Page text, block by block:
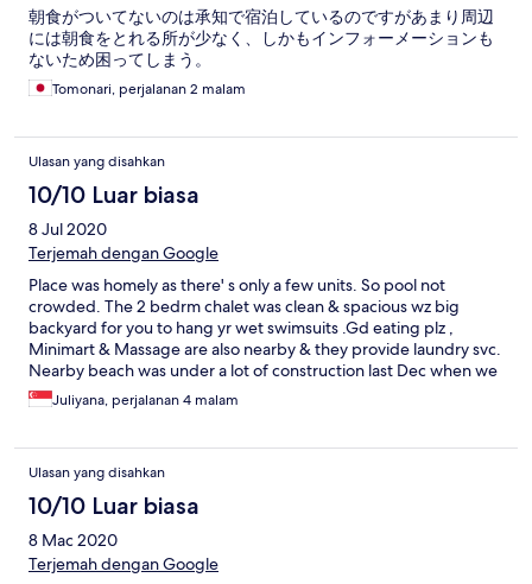
朝食がついてないのは承知で宿泊しているのですがあまり周辺
には朝食をとれる所が少なく、しかもインフォーメーションも
ないため困ってしまう。
Tomonari, perjalanan 2 malam
Ulasan yang disahkan
10/10 Luar biasa
8 Jul 2020
Terjemah dengan Google
Place was homely as there' s only a few units. So pool not
crowded. The 2 bedrm chalet was clean & spacious wz big
backyard for you to hang yr wet swimsuits .Gd eating plz ,
Minimart & Massage are also nearby & they provide laundry svc.
Nearby beach was under a lot of construction last Dec when we
came but Cenang beach is a very short drive. We went for 101
Paradise for great pvt beach experience though. The Fuuka Villa
giftshop at site wz good must buy souvenirs. Highly
recommended!
Juliyana, perjalanan 4 malam
Ulasan yang disahkan
10/10 Luar biasa
8 Mac 2020
Terjemah dengan Google